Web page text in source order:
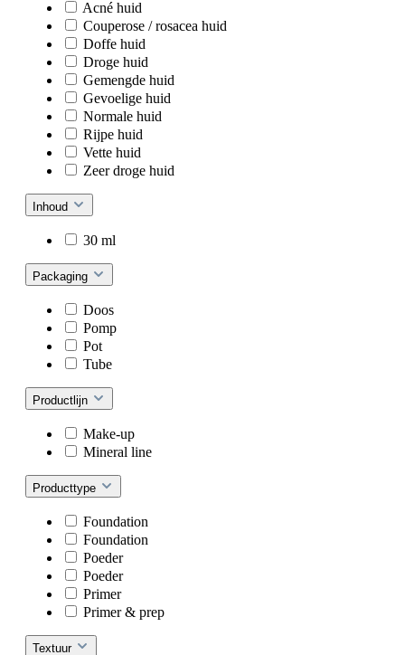
Acné huid
Couperose / rosacea huid
Doffe huid
Droge huid
Gemengde huid
Gevoelige huid
Normale huid
Rijpe huid
Vette huid
Zeer droge huid
Inhoud
30 ml
Packaging
Doos
Pomp
Pot
Tube
Productlijn
Make-up
Mineral line
Producttype
Foundation
Foundation
Poeder
Poeder
Primer
Primer & prep
Textuur